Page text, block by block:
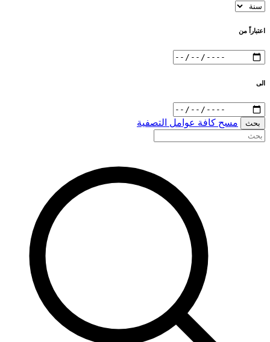
اعتباراً من
الى
بحث مسح كافة عوامل التصفية